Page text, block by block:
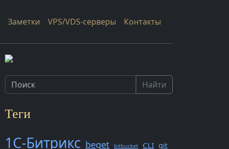
Заметки VPS/VDS-серверы Контакты
Найти
Теги
1С-Битрикс beget bitbucket CLI git